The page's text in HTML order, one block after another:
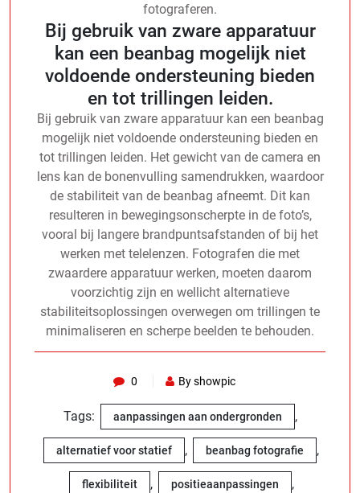
fotograferen.
Bij gebruik van zware apparatuur
kan een beanbag mogelijk niet
voldoende ondersteuning bieden
en tot trillingen leiden.
Bij gebruik van zware apparatuur kan een beanbag
mogelijk niet voldoende ondersteuning bieden en
tot trillingen leiden. Het gewicht van de camera en
lens kan de bonenvulling samendrukken, waardoor
de stabiliteit van de beanbag afneemt. Dit kan
resulteren in bewegingsonscherpte in de foto’s,
vooral bij langere brandpuntsafstanden of bij het
werken met telelenzen. Fotografen die met
zwaardere apparatuur werken, moeten daarom
voorzichtig zijn en wellicht alternatieve
stabiliteitsoplossingen overwegen om trillingen te
minimaliseren en scherpe beelden te behouden.
0 By showpic
Tags: aanpassingen aan ondergronden ,
alternatief voor statief , beanbag fotografie ,
flexibiliteit , positieaanpassingen ,